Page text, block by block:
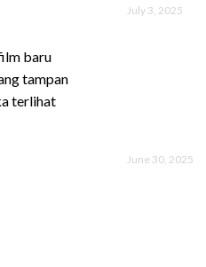
baru
tampan
terlihat
July 3, 2025
June 30, 2025